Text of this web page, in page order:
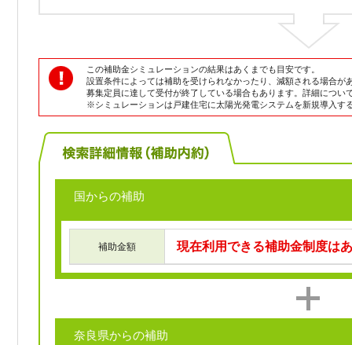
この補助金シミュレーションの結果はあくまでも目安です。
設置条件によっては補助を受けられなかったり、減額される場合が
募集定員に達して受付が終了している場合もあります。詳細につい
※シミュレーションは戸建住宅に太陽光発電システムを新規導入す
国からの補助
補助金額 現在利用できる補助金制度は
奈良県からの補助